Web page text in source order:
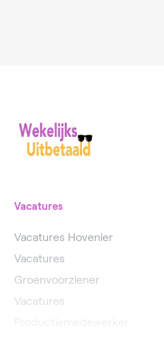
Vacatures
Vacatures Hovenier
Vacatures
Groenvoorziener
Vacatures